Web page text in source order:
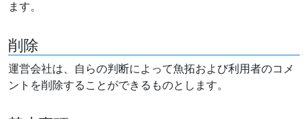
ます。
削除
運営会社は、自らの判断によって魚拓および利用者のコメ
ントを削除することができるものとします。